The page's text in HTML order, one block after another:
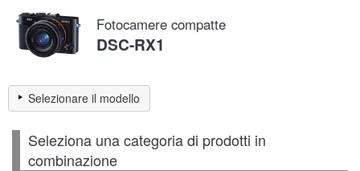
Fotocamere compatte
DSC-RX1
Selezionare il modello
Seleziona una categoria di prodotti in
combinazione